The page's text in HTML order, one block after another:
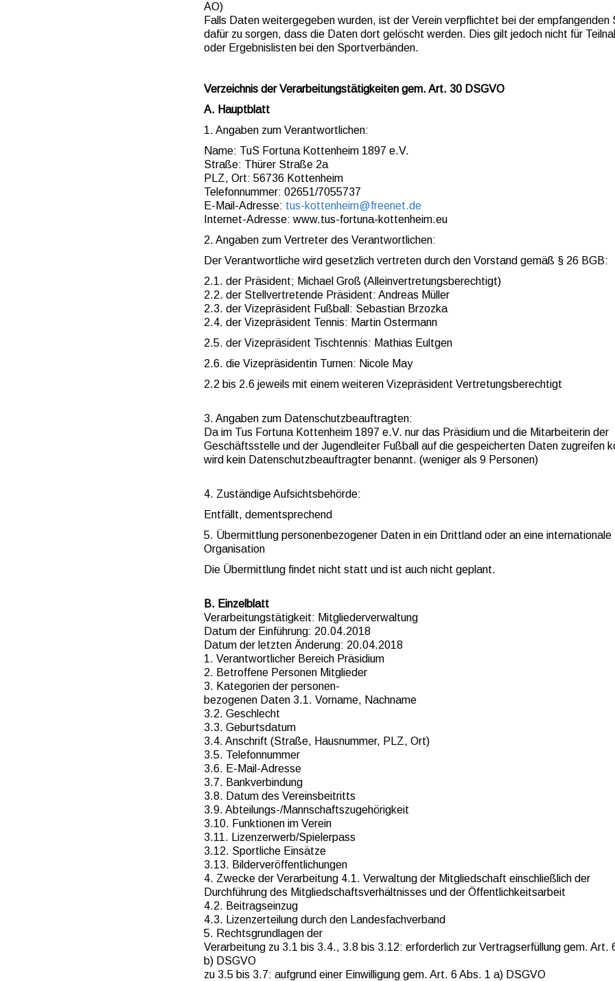
AO)
Falls Daten weitergegeben wurden, ist der Verein verpflichtet bei der empfangenden
dafür zu sorgen, dass die Daten dort gelöscht werden. Dies gilt jedoch nicht für
oder Ergebnislisten bei den Sportverbänden.
Verzeichnis der Verarbeitungstätigkeiten gem. Art. 30 DSGVO
A. Hauptblatt
1. Angaben zum Verantwortlichen:
Name: TuS Fortuna Kottenheim 1897 e.V.
Straße: Thürer Straße 2a
PLZ, Ort: 56736 Kottenheim
Telefonnummer: 02651/7055737
E-Mail-Adresse: tus-kottenheim@freenet.de
Internet-Adresse: www.tus-fortuna-kottenheim.eu
2. Angaben zum Vertreter des Verantwortlichen:
Der Verantwortliche wird gesetzlich vertreten durch den Vorstand gemäß § 26 BGB:
2.1. der Präsident; Michael Groß (Alleinvertretungsberechtigt)
2.2. der Stellvertretende Präsident: Andreas Müller
2.3. der Vizepräsident Fußball: Sebastian Brzozka
2.4. der Vizepräsident Tennis: Martin Ostermann
2.5. der Vizepräsident Tischtennis: Mathias Eultgen
2.6. die Vizepräsidentin Turnen: Nicole May
2.2 bis 2.6 jeweils mit einem weiteren Vizepräsident Vertretungsberechtigt
3. Angaben zum Datenschutzbeauftragten:
Da im Tus Fortuna Kottenheim 1897 e.V. nur das Präsidium und die Mitarbeiterin der
Geschäftsstelle und der Jugendleiter Fußball auf die gespeicherten Daten zugreifen
wird kein Datenschutzbeauftragter benannt. (weniger als 9 Personen)
4. Zuständige Aufsichtsbehörde:
Entfällt, dementsprechend
5. Übermittlung personenbezogener Daten in ein Drittland oder an eine internationale
Organisation
Die Übermittlung findet nicht statt und ist auch nicht geplant.
B. Einzelblatt
Verarbeitungstätigkeit: Mitgliederverwaltung
Datum der Einführung: 20.04.2018
Datum der letzten Änderung: 20.04.2018
1. Verantwortlicher Bereich Präsidium
2. Betroffene Personen Mitglieder
3. Kategorien der personen-
bezogenen Daten 3.1. Vorname, Nachname
3.2. Geschlecht
3.3. Geburtsdatum
3.4. Anschrift (Straße, Hausnummer, PLZ, Ort)
3.5. Telefonnummer
3.6. E-Mail-Adresse
3.7. Bankverbindung
3.8. Datum des Vereinsbeitritts
3.9. Abteilungs-/Mannschaftszugehörigkeit
3.10. Funktionen im Verein
3.11. Lizenzerwerb/Spielerpass
3.12. Sportliche Einsätze
3.13. Bilderveröffentlichungen
4. Zwecke der Verarbeitung 4.1. Verwaltung der Mitgliedschaft einschließlich der
Durchführung des Mitgliedschaftsverhältnisses und der Öffentlichkeitsarbeit
4.2. Beitragseinzug
4.3. Lizenzerteilung durch den Landesfachverband
5. Rechtsgrundlagen der
Verarbeitung zu 3.1 bis 3.4., 3.8 bis 3.12: erforderlich zur Vertragserfüllung gem. Art.
b) DSGVO
zu 3.5 bis 3.7: aufgrund einer Einwilligung gem. Art. 6 Abs. 1 a) DSGVO